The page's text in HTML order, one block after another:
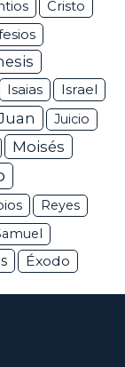
Cristo
Isaias Israel
Juicio
Moisés
Reyes
Éxodo